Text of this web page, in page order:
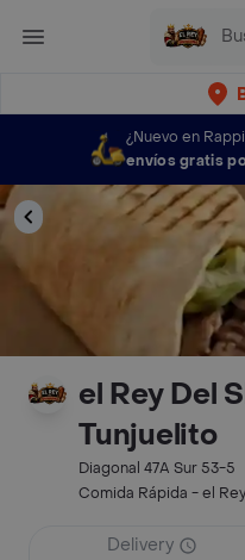
¿Nuevo en
envíos gratis
el Rey Del
Tunjuelito
Diagonal 47A Sur 53-5
Comida Rápida - el
Delivery